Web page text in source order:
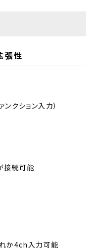
張性
クション入力）
接続可能
か4ch入力可能